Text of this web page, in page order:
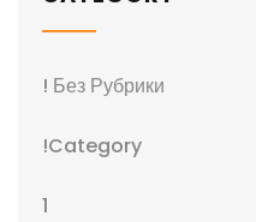
! Без Рубрики
!Category
1